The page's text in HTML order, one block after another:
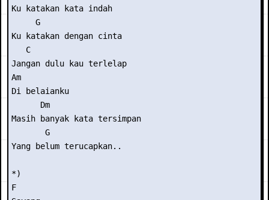
Ku katakan kata indah
     G
Ku katakan dengan cinta
   C
Jangan dulu kau terlelap
Am
Di belaianku
      Dm
Masih banyak kata tersimpan
       G
Yang belum terucapkan..
*)
F